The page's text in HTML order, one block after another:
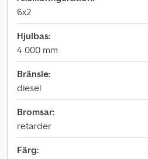
6x2
Hjulbas:
4 000 mm
Bränsle:
diesel
Bromsar:
retarder
Färg: